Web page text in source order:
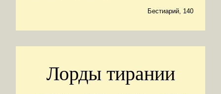
Бестиарий, 140
Лорды тирании